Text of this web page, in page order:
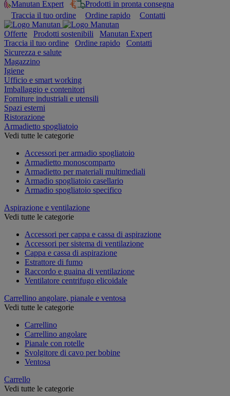
Manutan Expert
Prodotti in pronta consegna
Traccia il tuo ordine
Ordine rapido Contatti
Offerte Prodotti sostenibili
Manutan Expert
Traccia il tuo ordine
Ordine rapido
Contatti
Sicurezza e salute
Magazzino
Igiene
Ufficio e smart working
Imballaggio e contenitori
Forniture industriali e utensili
Spazi esterni
Ristorazione
Armadietto spogliatoio
Vedi tutte le categorie
Accessori per armadio spogliatoio
Armadietto monoscomparto
Armadietto per materiali multimediali
Armadio spogliatoio casellario
Armadio spogliatoio specifico
Aspirazione e ventilazione
Vedi tutte le categorie
Accessori per cappa e cassa di aspirazione
Accessori per sistema di ventilazione
Cappa e cassa di aspirazione
Estrattore di fumo
Raccordo e guaina di ventilazione
Ventilatore centrifugo elicoidale
Carrellino angolare, pianale e ventosa
Vedi tutte le categorie
Carrellino
Carrellino angolare
Pianale con rotelle
Svolgitore di cavo per bobine
Ventosa
Carrello
Vedi tutte le categorie